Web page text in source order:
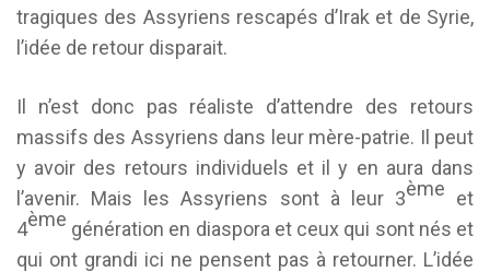
tragiques des Assyriens rescapés d’Irak et de Syrie,
l’idée de retour disparait.
Il n’est donc pas réaliste d’attendre des retours
massifs des Assyriens dans leur mère-patrie. Il peut
y avoir des retours individuels et il y en aura dans
l’avenir. Mais les Assyriens sont à leur 3ème et
4ème génération en diaspora et ceux qui sont nés et
qui ont grandi ici ne pensent pas à retourner. L’idée